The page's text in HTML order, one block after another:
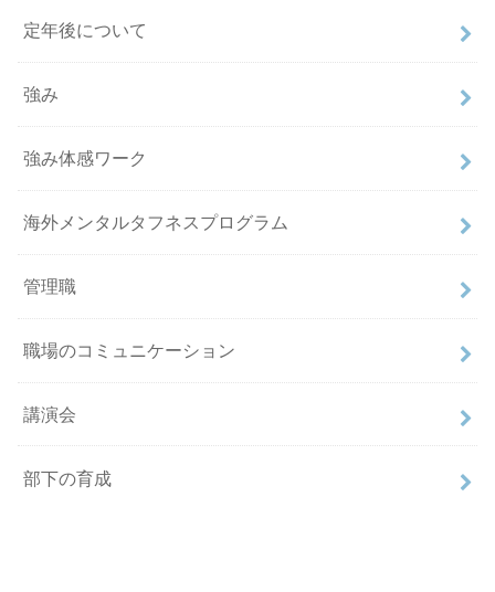
定年後について
強み
強み体感ワーク
海外メンタルタフネスプログラム
管理職
職場のコミュニケーション
講演会
部下の育成